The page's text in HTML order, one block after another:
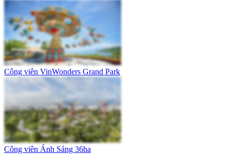
Công viên VinWonders Grand Park
Công viên Ánh Sáng 36ha